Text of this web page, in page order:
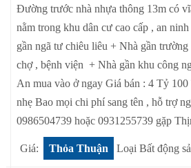
Đường trước nhà nhựa thông 13m có
nằm trong khu dân cư cao cấp , an
gần ngã tư chiêu liêu + Nhà gần
chợ , bệnh viện + Nhà gần khu công
An mua vào ở ngay Giá bán : 4 Tỷ
nhẹ Bao mọi chi phí sang tên , hỗ trợ
0986504739 hoặc 0931255739 gặp
Giá: Thỏa Thuận Loại Bất động